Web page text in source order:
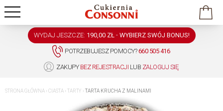
POTRZEBUJESZ POMOCY?660 505 416
ZAKUPY BEZ REJESTRACJI LUB ZALOGUJ SIĘ
WYDAJ JESZCZE: 190,00 ZŁ - WYBIERZ SWÓJ BONUS!
STRONA GŁÓWNA › CIASTA › TARTY › TARTA KRUCHA Z MALINAMI